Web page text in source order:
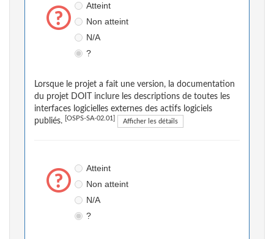
Atteint
Non atteint
N/A
?
Lorsque le projet a fait une version, la documentation
du projet DOIT inclure les descriptions de toutes les
interfaces logicielles externes des actifs logiciels
publiés.
[OSPS-SA-02.01] Afficher les détails
Atteint
Non atteint
N/A
?